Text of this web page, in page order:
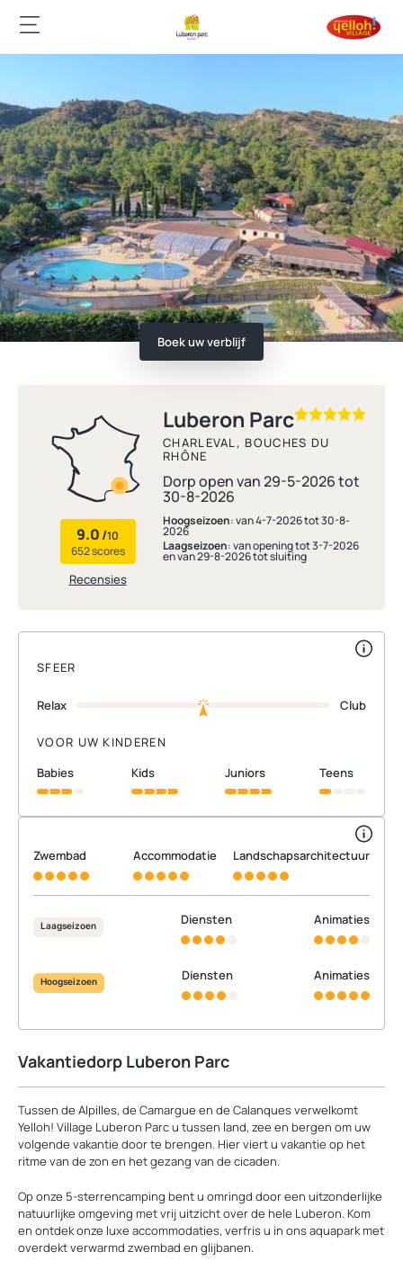
Boek uw verblijf
9.0 /10
652 scores
Recensies
Luberon Parc
CHARLEVAL, BOUCHES DU
RHÔNE
Dorp open van 29-5-2026 tot
30-8-2026
Hoogseizoen: van 4-7-2026 tot 30-8-
2026
Laagseizoen: van opening tot 3-7-2026
en van 29-8-2026 tot sluiting
SFEER
Relax Club
VOOR UW KINDEREN
babies
kids juniors teens
Zwembad Accommodatie Landschapsarchitectuur
Laagseizoen Diensten Animaties
Hoogseizoen Diensten Animaties
Vakantiedorp Luberon Parc
Tussen de Alpilles, de Camargue en de Calanques verwelkomt
Yelloh! Village Luberon Parc u tussen land, zee en bergen om uw
volgende vakantie door te brengen. Hier viert u vakantie op het
ritme van de zon en het gezang van de cicaden.
Op onze 5-sterrencamping bent u omringd door een uitzonderlijke
natuurlijke omgeving met vrij uitzicht over de hele Luberon. Kom
en ontdek onze luxe accommodaties, verfris u in ons aquapark met
overdekt verwarmd zwembad en glijbanen.